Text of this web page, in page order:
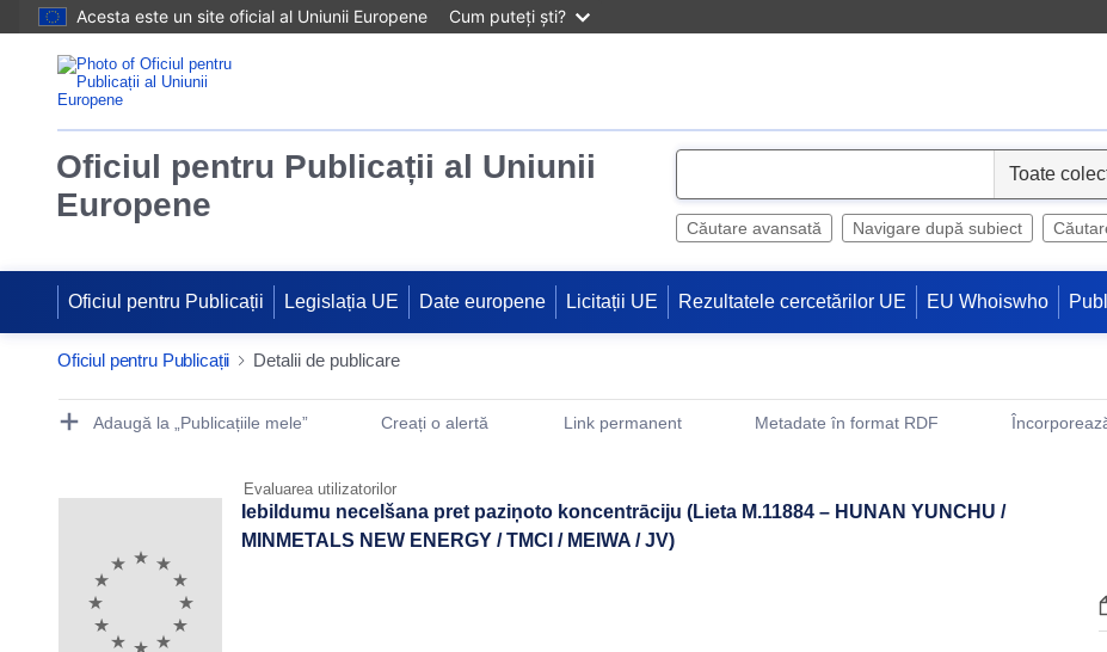
Acesta este un site oficial al Uniunii Europene Cum puteți ști?
Oficiul pentru Publicații al Uniunii
Europene
e
Căutare avansată Navigare după subiect
Oficiul pentru Publicații Legislația UE Date europene Licitații UE Rezultatele cercetărilor UE EU Whoiswho
Oficiul pentru Publicații Detalii de publicare
Publication Detail Actions Portlet
Adaugă la „Publicațiile mele” Creați o alertă Link permanent
Metadate în format RDF
Evaluarea utilizatorilor
Iebildumu necelšana pret paziņoto koncentrāciju (Lieta M.11884 – HUNAN YUNCHU /
MINMETALS NEW ENERGY / TMCI / MEIWA / JV)